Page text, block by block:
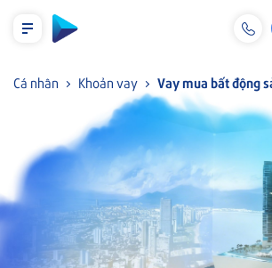
Cá nhân
Tiết kiệm & Đầu tư
Tài khoản & Dịch vụ
Cá nhân Khoản vay Vay mua bất động